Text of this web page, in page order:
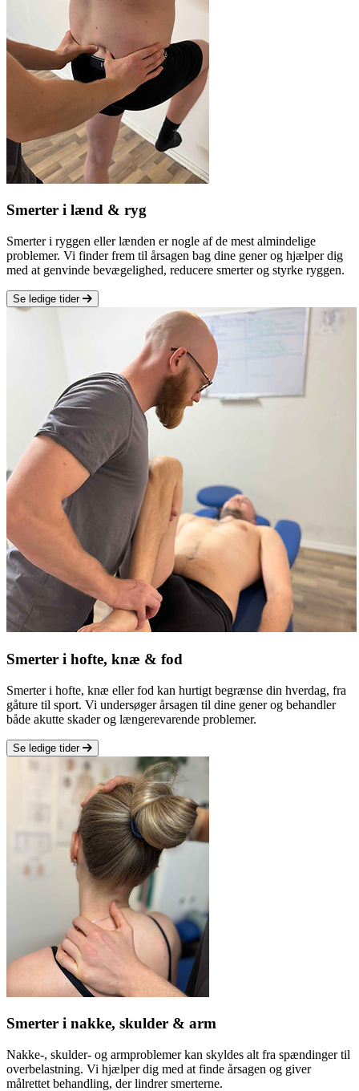
Smerter i lænd & ryg
Smerter i ryggen eller lænden er nogle af de mest almindelige
problemer. Vi finder frem til årsagen bag dine gener og hjælper dig
med at genvinde bevægelighed, reducere smerter og styrke ryggen.
Se ledige tider
Smerter i hofte, knæ & fod
Smerter i hofte, knæ eller fod kan hurtigt begrænse din hverdag, fra
gåture til sport. Vi undersøger årsagen til dine gener og behandler
både akutte skader og længerevarende problemer.
Se ledige tider
Smerter i nakke, skulder & arm
Nakke-, skulder- og armproblemer kan skyldes alt fra spændinger til
overbelastning. Vi hjælper dig med at finde årsagen og giver
målrettet behandling, der lindrer smerterne.